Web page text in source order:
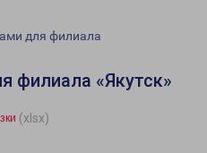
для филиала
филиала «Якутск»
(xlsx)